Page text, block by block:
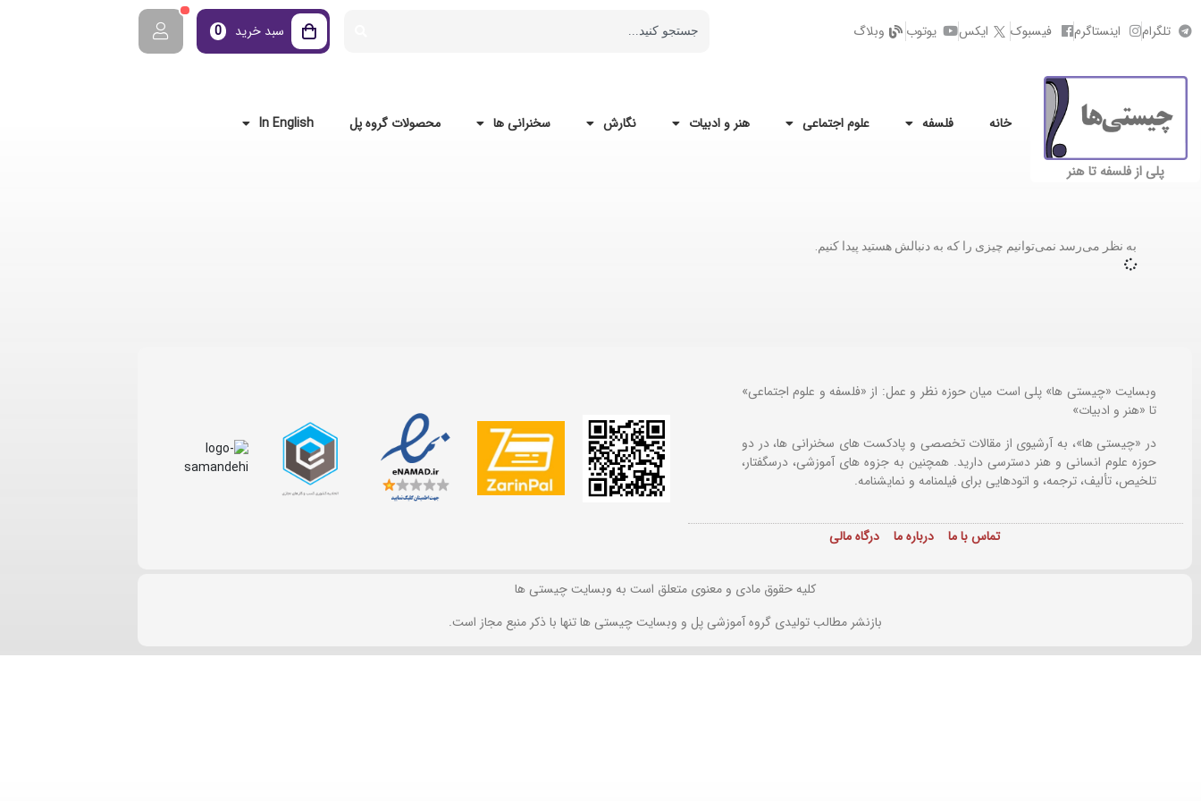
تلگرام اینستاگرم فیسبوک ایکس یوتوب وبلاگ سبد خرید 0
پلی از فلسفه تا هنر
خانه فلسفه علوم اجتماعی هنر و ادبیات نگارش سخنرانی ها محصولات گروه پل In English
به نظر می‌رسد نمی‌توانیم چیزی را که به دنبالش هستید پیدا کنیم.
وبسایت «چیستی ها» پلی است میان حوزه نظر و عمل: از «فلسفه و علوم اجتماعی»
تا «هنر و ادبیات»
در «چیستی ها»، به آرشیوی از مقالات تخصصی و پادکست های سخنرانی ها، در دو
حوزه علوم انسانی و هنر دسترسی دارید. همچنین به جزوه های آموزشی، درسگفتار،
تلخیص، تألیف، ترجمه، و اتودهایی برای فیلمنامه و نمایشنامه.
تماس با ما درباره ما درگاه مالی
کلیه حقوق مادی و معنوی متعلق است به وبسایت چیستی ها
بازنشر مطالب تولیدی گروه آموزشی پل و وبسایت چیستی ها تنها با ذکر منبع مجاز است.